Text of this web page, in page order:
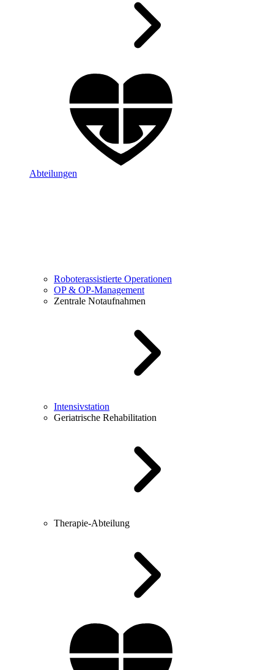
Abteilungen
Roboterassistierte Operationen
OP & OP-Management
Zentrale Notaufnahmen
Intensivstation
Geriatrische Rehabilitation
Therapie-Abteilung